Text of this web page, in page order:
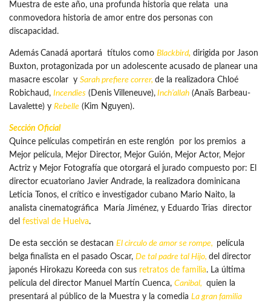
Muestra de este año, una profunda historia que relata una
conmovedora historia de amor entre dos personas con
discapacidad.
Además Canadá aportará títulos como Blackbird, dirigida por Jason
Buxton, protagonizada por un adolescente acusado de planear una
masacre escolar y Sarah prefiere correr, de la realizadora Chloé
Robichaud, Incendies (Denis Villeneuve), Inch’allah (Anaïs Barbeau-
Lavalette) y Rebelle (Kim Nguyen).
Sección Oficial
Quince películas competirán en este renglón por los premios a
Mejor película, Mejor Director, Mejor Guión, Mejor Actor, Mejor
Actriz y Mejor Fotografía que otorgará el jurado compuesto por: El
director ecuatoriano Javier Andrade, la realizadora dominicana
Leticia Tonos, el crítico e investigador cubano Mario Naito, la
analista cinematográfica María Jiménez, y Eduardo Trias director
del festival de Huelva.
De esta sección se destacan El circulo de amor se rompe, película
belga finalista en el pasado Oscar, De tal padre tal Hijo, del director
japonés Hirokazu Koreeda con sus retratos de familia. La última
película del director Manuel Martín Cuenca, Canibal, quien la
presentará al público de la Muestra y la comedia La gran familia